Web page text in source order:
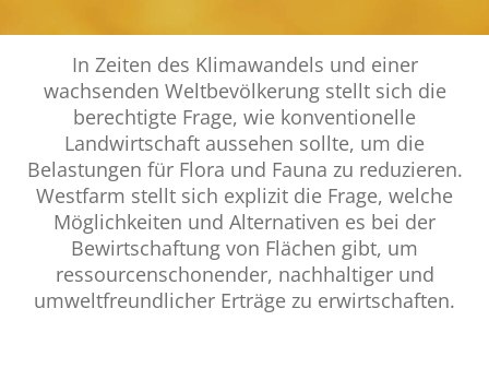
In Zeiten des Klimawandels und einer
wachsenden Weltbevölkerung stellt sich die
berechtigte Frage, wie konventionelle
Landwirtschaft aussehen sollte, um die
Belastungen für Flora und Fauna zu reduzieren.
Westfarm stellt sich explizit die Frage, welche
Möglichkeiten und Alternativen es bei der
Bewirtschaftung von Flächen gibt, um
ressourcenschonender, nachhaltiger und
umweltfreundlicher Erträge zu erwirtschaften.